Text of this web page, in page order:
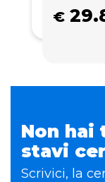
€
Non hai
stavi
Scrivici, la